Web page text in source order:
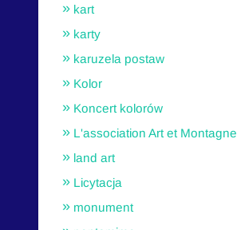
kart
karty
karuzela postaw
Kolor
Koncert kolorów
L'association Art et Montagne
land art
Licytacja
monument